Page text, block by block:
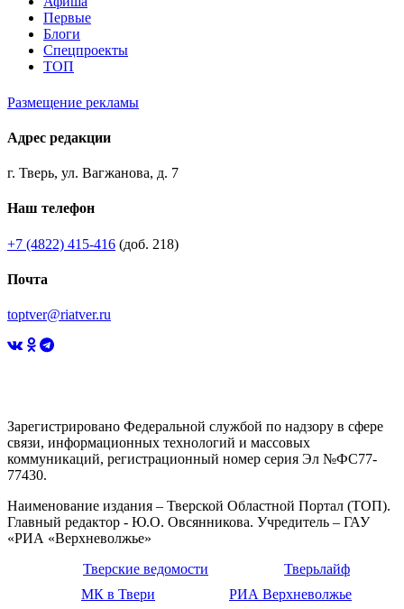
Первые
Блоги
Спецпроекты
ТОП
Размещение рекламы
Адрес редакции
г. Тверь, ул. Вагжанова, д. 7
Наш телефон
+7 (4822) 415-416 (доб. 218)
Почта
toptver@riatver.ru
Зарегистрировано Федеральной службой по надзору в сфере
связи, информационных технологий и массовых
коммуникаций, регистрационный номер серия Эл №ФС77-
77430.
Наименование издания – Тверской Областной Портал (ТОП).
Главный редактор - Ю.О. Овсянникова. Учредитель – ГАУ
«РИА «Верхневолжье»
Тверские ведомости
Тверьлайф
МК в Твери
РИА Верхневолжье